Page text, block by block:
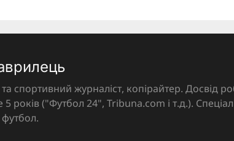
спортивний журналіст, копірайтер. Досвід
5 років ("Футбол 24", Tribuna.com і т.д.).